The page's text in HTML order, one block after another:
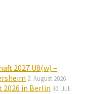
2027 U8(w) –
2. August 2026
2026 in Berlin 30. Juli